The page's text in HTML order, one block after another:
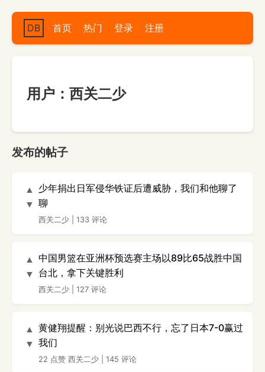
DB 首页 热门 登录 注册
用户：西关二少
发布的帖子
▲
▼
少年捐出日军侵华铁证后遭威胁，我们和他聊了
聊
西关二少 133 评论
▲
▼
中国男篮在亚洲杯预选赛主场以89比65战胜中国
台北，拿下关键胜利
西关二少 127 评论
▲
▼
黄健翔提醒：别光说巴西不行，忘了日本7-0赢过
我们
22 点赞 西关二少 145 评论